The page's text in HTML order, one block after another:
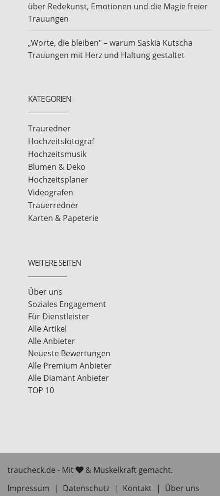
über Redekunst, Emotionen und die Magie freier
Trauungen
„Worte, die bleiben" – warum Saskia Kutscha
Trauungen mit Herz und Haltung gestaltet
KATEGORIEN
Trauredner
Hochzeitsfotograf
Hochzeitsmusik
Blumen & Deko
Hochzeitsplaner
Videografen
Trauerredner
Karten & Papeterie
WEITERE SEITEN
Über uns
Soziales Engagement
Für Dienstleister
Alle Artikel
Alle Anbieter
Neueste Bewertungen
Alle Premium Anbieter
Alle Diamant Anbieter
TOP 10
traucheck.de - Mit
& Muskelkraft gemacht.
Impressum
| Datenschutz | Kontakt |
Über uns